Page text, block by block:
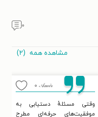
۰
مشاهده همه (۲)
𝒜𝓂𝒾𝓇 ۰
وقتی مسئلهٔ دستیابی به
موفقیت‌های حرفه‌ای مطرح